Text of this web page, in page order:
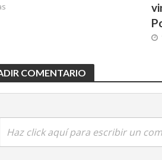
COMENTARIO
Haz click aquí para escribir un